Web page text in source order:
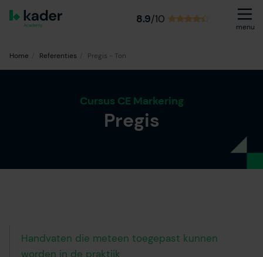
8.9/10
menu
Home Referenties Pregis - Ton
Cursus CE Markering
Pregis
Handvaten die meteen toegepast kunnen
worden in de praktijk